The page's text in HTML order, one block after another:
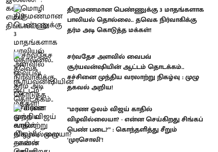
திருமணமான பெண்ணுக்கு 3 மாதங்களாக
பாலியல் தொல்லை.. தவெக நிர்வாகிக்கு
தர்ம அடி கொடுத்த மக்கள்!
சர்வதேச அளவில் வைபவ்
சூர்யவன்ஷியின் ஆட்டம் தொடக்கம்..
சச்சினை முந்திய வரலாற்று நிகழ்வு : முழு
தகவல் அறிய!
“மரண ஓலம் விஜய் காதில்
விழவில்லையா? - என்ன செய்கிறது சிங்கப்
பெண் படை?” : கொந்தளித்து சீறும்
‘முரசொலி’!